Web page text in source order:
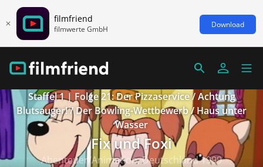
filmfriend
filmwerte GmbH Download
Staffel 1 | Folge 21: Der Pizzaservice / Achtung
Blutsauger! / Der Bowling-Wettbewerb / Haus unter
Wasser
Fix und Foxi
Abenteuer/Animation, Deutschland 1999